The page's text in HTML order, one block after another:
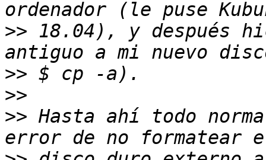
>> 18.04), y después
>>
>>
>> Hasta ahí todo